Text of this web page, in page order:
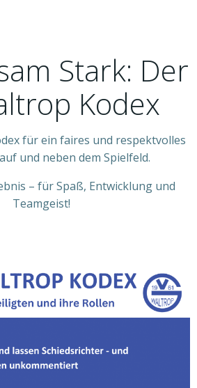
Stark: Der
Kodex
für ein faires und respektvolles
und neben dem Spielfeld.
– für Spaß, Entwicklung und
Teamgeist!